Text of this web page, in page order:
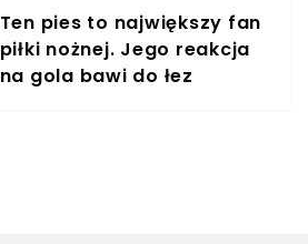
Ten pies to największy fan
piłki nożnej. Jego reakcja
na gola bawi do łez